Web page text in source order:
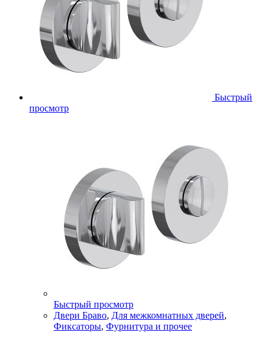
Быстрый
просмотр
Быстрый просмотр
Двери Браво, Для межкомнатных дверей,
Фиксаторы, Фурнитура и прочее